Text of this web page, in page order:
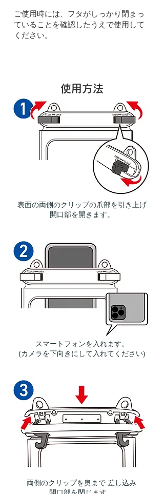
ご使用時には、フタがしっかり閉まっ
ていることを確認したうえで使用して
ください。
​使用方法
表面の両側のクリップの爪部を引き上げ
開口部を開きます。
スマートフォンを入れます。
(カメラを下向きにして入れてください)
両側のクリップを奥まで 差し込み